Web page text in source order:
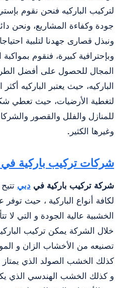
لتركيب الباركيه فنحن نقوم
جودة وكفاءة المشاريع، ونحن
ونبذل قصارى جهدنا لتلبية
وبإحترافية كبيرة، فنقوم
المجال للحصول على أفضل
الباركيه، حيث يعتبر الباركيه
لتغطية الأرضيات، حيث تعطي
للمنازل والفلل والقصور
وغيرها الكثير .
شركات تركيب باركية
شركة تركيب باركية في دبي
لكافة أنواع الباركية ، حيث توفر
الخشبية عالية الجودة و التي لا
خلال الشركة يمكن تركيب
تصنيعه من الأخشاب الزان و
و كذلك الخشب الهندسي الذي